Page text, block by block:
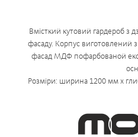
Вмісткий кутовий гардероб з
фасаду. Корпус виготовлений
фасад MДФ пофарбованой
Розміри: ширина 1200 мм x